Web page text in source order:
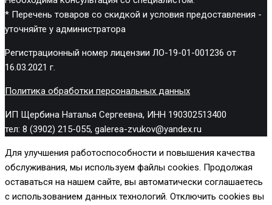
* Перечень товаров со скидкой и условия предоставления -
уточняйте у администратора
Регистрационный номер лицензии ЛО-19-01-001236 от
16.03.2021 г.
Политика обработки персональных данных
ИП Щербина Наталья Сергеевна, ИНН 190302513400
тел: 8 (3902) 215-055, galerea-zvukov@yandex.ru
Для улучшения работоспособности и повышения качества
обслуживания, мы используем файлы cookies. Продолжая
оставаться на нашем сайте, вы автоматически соглашаетесь
с использованием данных технологий. Отключить cookies вы